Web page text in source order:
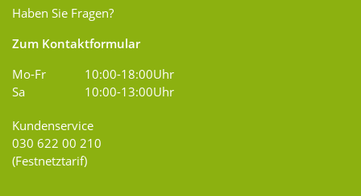
Haben Sie Fragen?
Zum Kontaktformular
Mo-Fr
10:00-18:00Uhr
Sa
10:00-13:00Uhr
Kundenservice
030 622 00 210
(Festnetztarif)